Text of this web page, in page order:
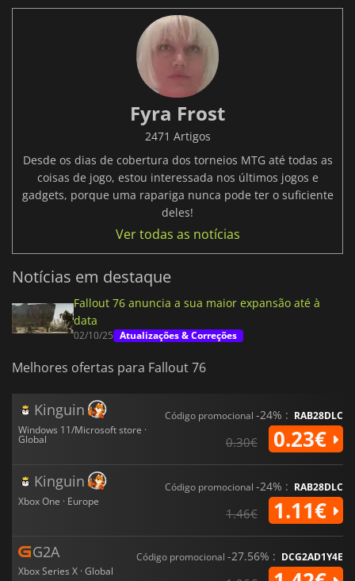
Fyra Frost
2471 Artigos
Desde os dias de cobertura dos torneios MTG até todas as
coisas de jogo, estou interessada nos últimos jogos e
gadgets, porque uma rapariga nunca pode ter o suficiente
deles!
Ver todas as notícias
Notícias em destaque
Fallout 76 anuncia a sua maior expansão até à
data
02/10/25 Atualizações & Correções
Melhores ofertas para Fallout 76
Kinguin
Windows 11/Microsoft store ·
Global
Código promocional -24% : RAB28DLC
0.30€ 0.23€
Kinguin
Xbox One · Europe
Código promocional -24% : RAB28DLC
1.46€ 1.11€
G2A
Xbox Series X · Global
Código promocional -27.56% : DCG2AD1Y4E